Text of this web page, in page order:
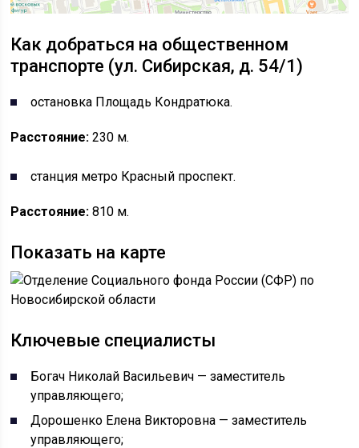
Как добраться на общественном
транспорте (ул. Сибирская, д. 54/1)
остановка Площадь Кондратюка.
Расстояние:230 м.
станция метро Красный проспект.
Расстояние:810 м.
Показать на карте
Ключевые специалисты
Богач Николай Васильевич — заместитель
управляющего;
Дорошенко Елена Викторовна — заместитель
управляющего;